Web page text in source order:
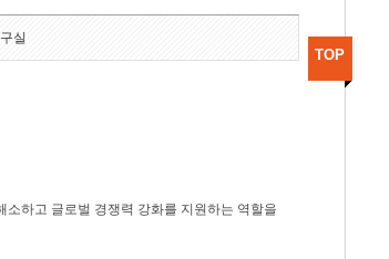
실
하고 글로벌 경쟁력 강화를 지원하는 역할을
TOP